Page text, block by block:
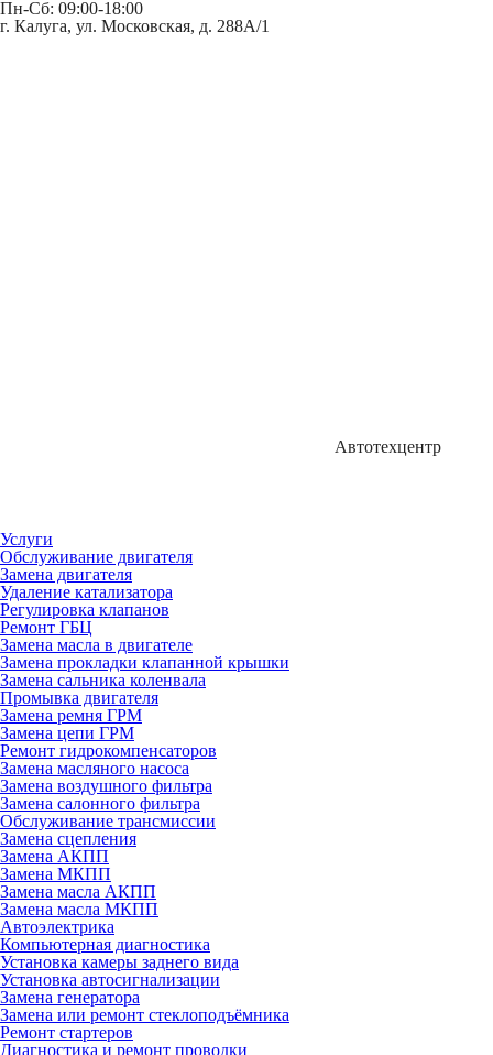
Пн-Сб: 09:00-18:00
г. Калуга, ул. Московская, д. 288А/1
Автотехцентр
Услуги
Обслуживание двигателя
Замена двигателя
Удаление катализатора
Регулировка клапанов
Ремонт ГБЦ
Замена масла в двигателе
Замена прокладки клапанной крышки
Замена сальника коленвала
Промывка двигателя
Замена ремня ГРМ
Замена цепи ГРМ
Ремонт гидрокомпенсаторов
Замена масляного насоса
Замена воздушного фильтра
Замена салонного фильтра
Обслуживание трансмиссии
Замена сцепления
Замена АКПП
Замена МКПП
Замена масла АКПП
Замена масла МКПП
Автоэлектрика
Компьютерная диагностика
Установка камеры заднего вида
Установка автосигнализации
Замена генератора
Замена или ремонт стеклоподъёмника
Ремонт стартеров
Диагностика и ремонт проводки